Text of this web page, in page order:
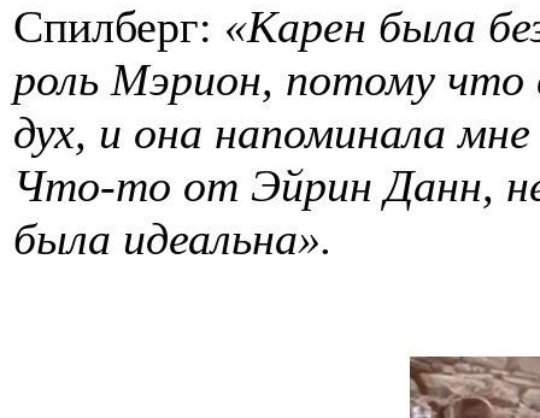
Спилберг: «Карен была
роль Мэрион, потому что
дух, и она напоминала
Что-то от Эйрин Данн,
была идеальна».